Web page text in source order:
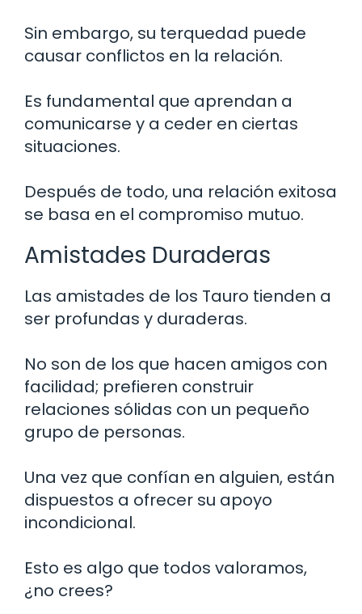
Sin embargo, su terquedad puede
causar conflictos en la relación.
Es fundamental que aprendan a
comunicarse y a ceder en ciertas
situaciones.
Después de todo, una relación exitosa
se basa en el compromiso mutuo.
Amistades Duraderas
Las amistades de los Tauro tienden a
ser profundas y duraderas.
No son de los que hacen amigos con
facilidad; prefieren construir
relaciones sólidas con un pequeño
grupo de personas.
Una vez que confían en alguien, están
dispuestos a ofrecer su apoyo
incondicional.
Esto es algo que todos valoramos,
¿no crees?